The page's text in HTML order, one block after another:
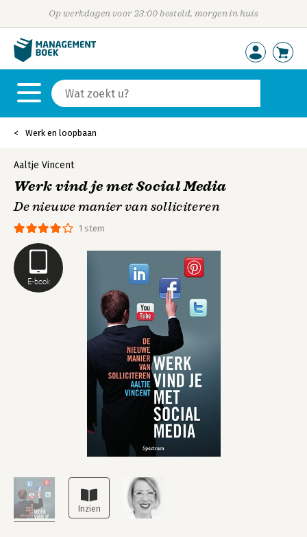
Op werkdagen voor 23:00 besteld, morgen in huis
Werk en loopbaan
E-book
1 stem
Aaltje Vincent
Werk vind je met Social Media
De nieuwe manier van solliciteren